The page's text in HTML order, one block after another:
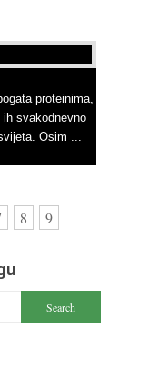
proteinima,
ih svakodnevno
Osim ...
8 9